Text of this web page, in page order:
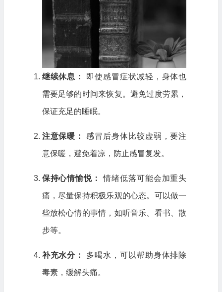
继续休息： 即使感冒症状减轻，身体也
需要足够的时间来恢复。避免过度劳累，
保证充足的睡眠。
注意保暖： 感冒后身体比较虚弱，要注
意保暖，避免着凉，防止感冒复发。
保持心情愉悦： 情绪低落可能会加重头
痛，尽量保持积极乐观的心态。可以做一
些放松心情的事情，如听音乐、看书、散
步等。
补充水分： 多喝水，可以帮助身体排除
毒素，缓解头痛。